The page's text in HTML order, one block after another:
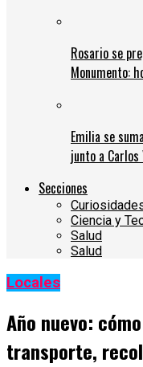
Rosario se
Monumento:
Emilia se
junto a
Secciones
Ciencia y
Salud
Salud
Locales
Año nuevo:
transporte,